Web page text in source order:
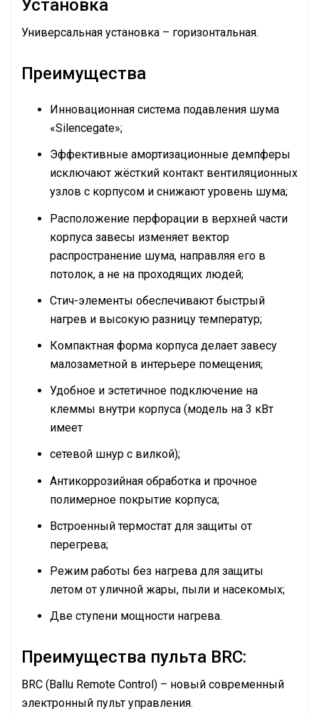
Установка
Универсальная установка – горизонтальная.
Преимущества
Инновационная система подавления шума
«Silencegate»;
Эффективные амортизационные демпферы
исключают жёсткий контакт вентиляционных
узлов с корпусом и снижают уровень шума;
Расположение перфорации в верхней части
корпуса завесы изменяет вектор
распространение шума, направляя его в
потолок, а не на проходящих людей;
Стич-элементы обеспечивают быстрый
нагрев и высокую разницу температур;
Компактная форма корпуса делает завесу
малозаметной в интерьере помещения;
Удобное и эстетичное подключение на
клеммы внутри корпуса (модель на 3 кВт
имеет
сетевой шнур с вилкой);
Антикоррозийная обработка и прочное
полимерное покрытие корпуса;
Встроенный термостат для защиты от
перегрева;
Режим работы без нагрева для защиты
летом от уличной жары, пыли и насекомых;
Две ступени мощности нагрева.
Преимущества пульта BRC:
BRC (Ballu Remote Control) – новый современный
электронный пульт управления.